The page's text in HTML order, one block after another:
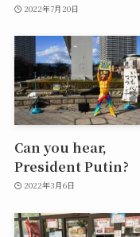
2022年7月20日
Can you hear,
President Putin?
2022年3月6日